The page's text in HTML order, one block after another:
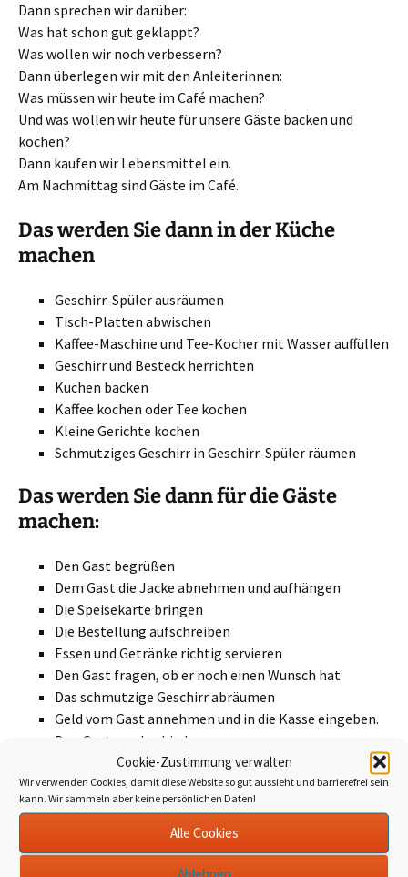
Cookie-Zustimmung verwalten
Wir verwenden Cookies, damit diese Website so gut aussieht und barrierefrei sein
kann. Wir sammeln aber keine persönlichen Daten!
Alle Cookies
Ablehnen
Dann sprechen wir darüber:
Was hat schon gut geklappt?
Was wollen wir noch verbessern?
Dann überlegen wir mit den Anleiterinnen:
Was müssen wir heute im Café machen?
Und was wollen wir heute für unsere Gäste backen und
kochen?
Dann kaufen wir Lebensmittel ein.
Am Nachmittag sind Gäste im Café.
Das werden Sie dann in der Küche
machen
Geschirr-Spüler ausräumen
Tisch-Platten abwischen
Kaffee-Maschine und Tee-Kocher mit Wasser auffüllen
Geschirr und Besteck herrichten
Kuchen backen
Kaffee kochen oder Tee kochen
Kleine Gerichte kochen
Schmutziges Geschirr in Geschirr-Spüler räumen
Das werden Sie dann für die Gäste
machen:
Den Gast begrüßen
Dem Gast die Jacke abnehmen und aufhängen
Die Speisekarte bringen
Die Bestellung aufschreiben
Essen und Getränke richtig servieren
Den Gast fragen, ob er noch einen Wunsch hat
Das schmutzige Geschirr abräumen
Geld vom Gast annehmen und in die Kasse eingeben.
Den Gast verabschieden
Den Tisch abwischen
Junior-Barista-Schulung von illy caffé